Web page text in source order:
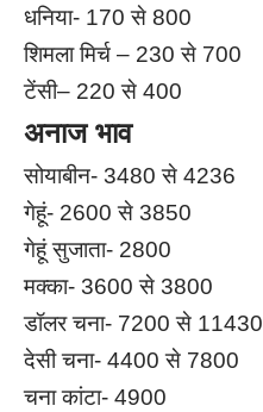
धनिया- 170 से 800
शिमला मिर्च – 230 से 700
टेंसी– 220 से 400
अनाज भाव
सोयाबीन- 3480 से 4236
गेहूं- 2600 से 3850
गेहूं सुजाता- 2800
मक्का- 3600 से 3800
डॉलर चना- 7200 से 11430
देसी चना- 4400 से 7800
चना कांटा- 4900